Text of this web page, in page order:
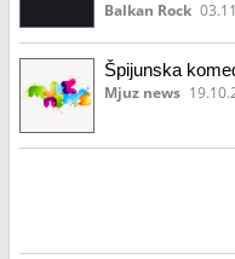
Balkan Rock
Špijunska
Mjuz news